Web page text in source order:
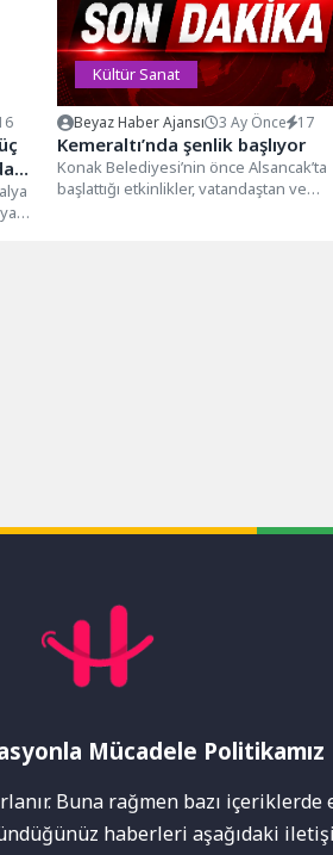
Kültür Sanat
Beyaz Haber Ajansı 3 Ay Önce 17
Kemeraltı’nda şenlik başlıyor
Konak Belediyesi’nin önce Alsancak’ta
başlattığı etkinlikler, vatandaştan ve
Mücadele Politikamız
Buna rağmen bazı
haberleri aşağıdaki